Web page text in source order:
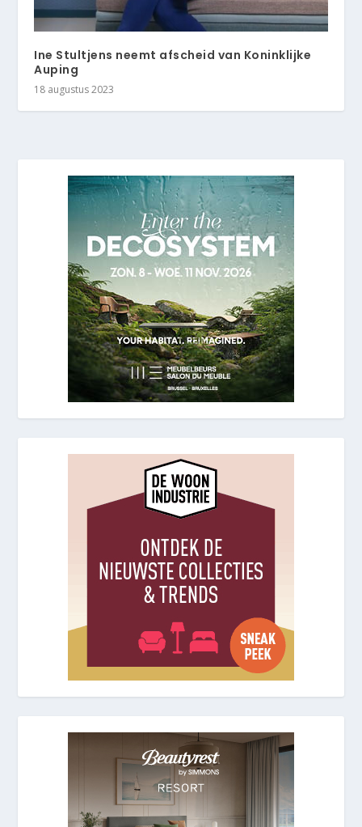
Ine Stultjens neemt afscheid van Koninklijke
Auping
18 augustus 2023